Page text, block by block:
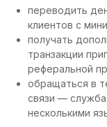
переводить
клиентов с
получать
транзакции
реферальной
обращаться в
связи —
несколькими